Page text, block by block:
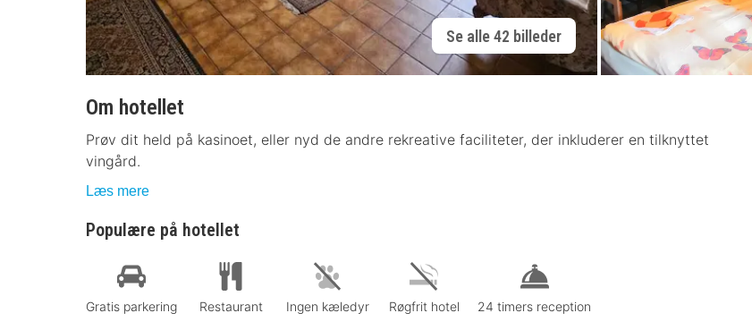
Se alle 42 billeder
Om hotellet
Prøv dit held på kasinoet, eller nyd de andre rekreative faciliteter, der inkluderer en tilknyttet
vingård.
Læs mere
Populære på hotellet
Gratis parkering Restaurant Ingen kæledyr Røgfrit hotel 24 timers reception